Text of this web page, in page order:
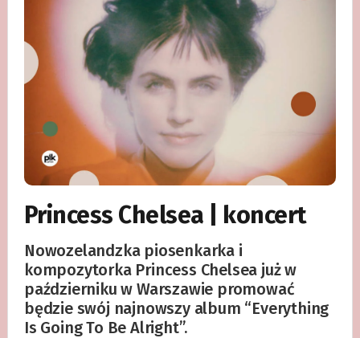
Princess Chelsea | koncert
Nowozelandzka piosenkarka i
kompozytorka Princess Chelsea już w
październiku w Warszawie promować
będzie swój najnowszy album “Everything
Is Going To Be Alright”.